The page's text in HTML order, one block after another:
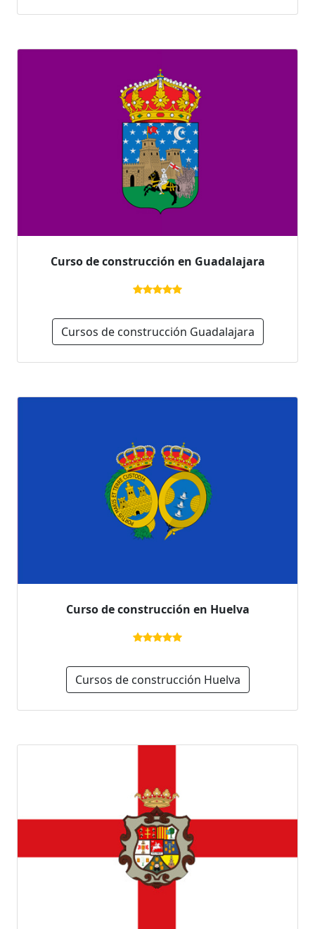
Curso de construcción en Guadalajara
Cursos de construcción Guadalajara
Curso de construcción en Huelva
Cursos de construcción Huelva